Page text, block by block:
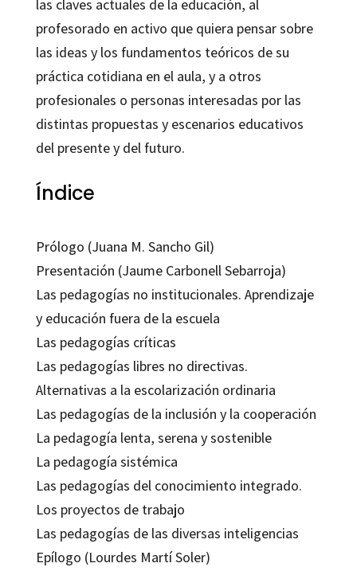
las claves actuales de la educación, al
profesorado en activo que quiera pensar sobre
las ideas y los fundamentos teóricos de su
práctica cotidiana en el aula, y a otros
profesionales o personas interesadas por las
distintas propuestas y escenarios educativos
del presente y del futuro.
Índice
Prólogo (Juana M. Sancho Gil)
Presentación (Jaume Carbonell Sebarroja)
Las pedagogías no institucionales. Aprendizaje
y educación fuera de la escuela
Las pedagogías críticas
Las pedagogías libres no directivas.
Alternativas a la escolarización ordinaria
Las pedagogías de la inclusión y la cooperación
La pedagogía lenta, serena y sostenible
La pedagogía sistémica
Las pedagogías del conocimiento integrado.
Los proyectos de trabajo
Las pedagogías de las diversas inteligencias
Epílogo (Lourdes Martí Soler)